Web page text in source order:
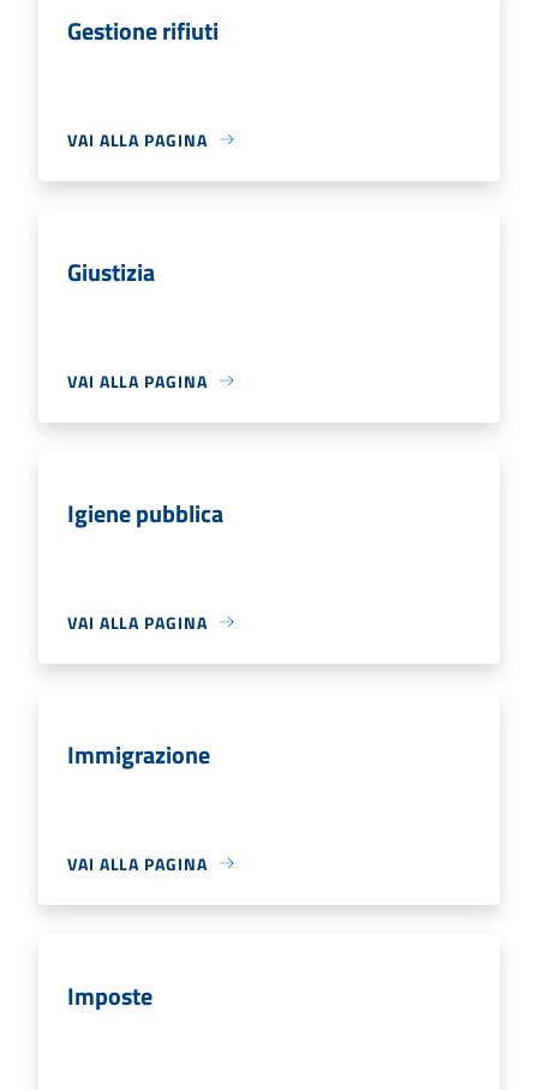
Gestione rifiuti
VAI ALLA PAGINA
Giustizia
VAI ALLA PAGINA
Igiene pubblica
VAI ALLA PAGINA
Immigrazione
VAI ALLA PAGINA
Imposte